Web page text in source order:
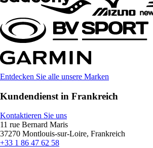
Entdecken Sie alle unsere Marken
Kundendienst in Frankreich
Kontaktieren Sie uns
11 rue Bernard Maris
37270 Montlouis-sur-Loire, Frankreich
+33 1 86 47 62 58